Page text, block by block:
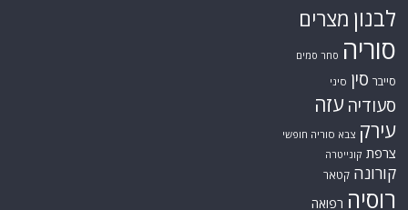
לבנון מצרים
סוריה סחר סמים
סייבר סין סיני
סעודיה עזה
עירק צבא סוריה חופשי
צרפת קונייטרה
קורונה קטאר
רוסיה רפואה